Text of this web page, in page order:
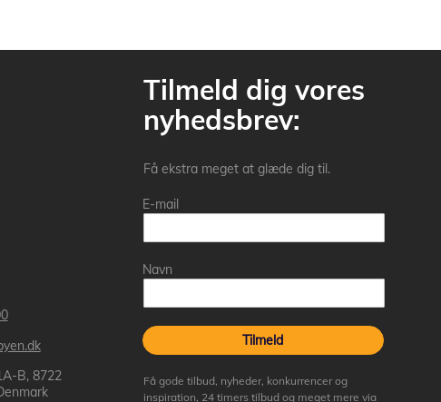
B, 8722
Tilmeld dig vores
nyhedsbrev:
Få ekstra meget at glæde dig til.
E-mail
Navn
Tilmeld
Få gode tilbud, nyheder, konkurrencer og
inspiration, 24 timers tilbud og meget mere via